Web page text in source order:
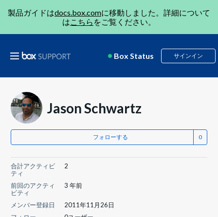
製品ガイドはdocs.box.comに移動しました。詳細について
はこちら をご覧ください。
Box Status サインイン
Jason Schwartz
フォローする
合計アクティビ
ティ
2
前回のアクティ
ビティ
3 年前
メンバー登録日
2011年11月26日